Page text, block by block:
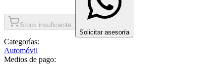
Stock insuficiente
Solicitar asesoría
Categorías:
Automóvil
Medios de pago: